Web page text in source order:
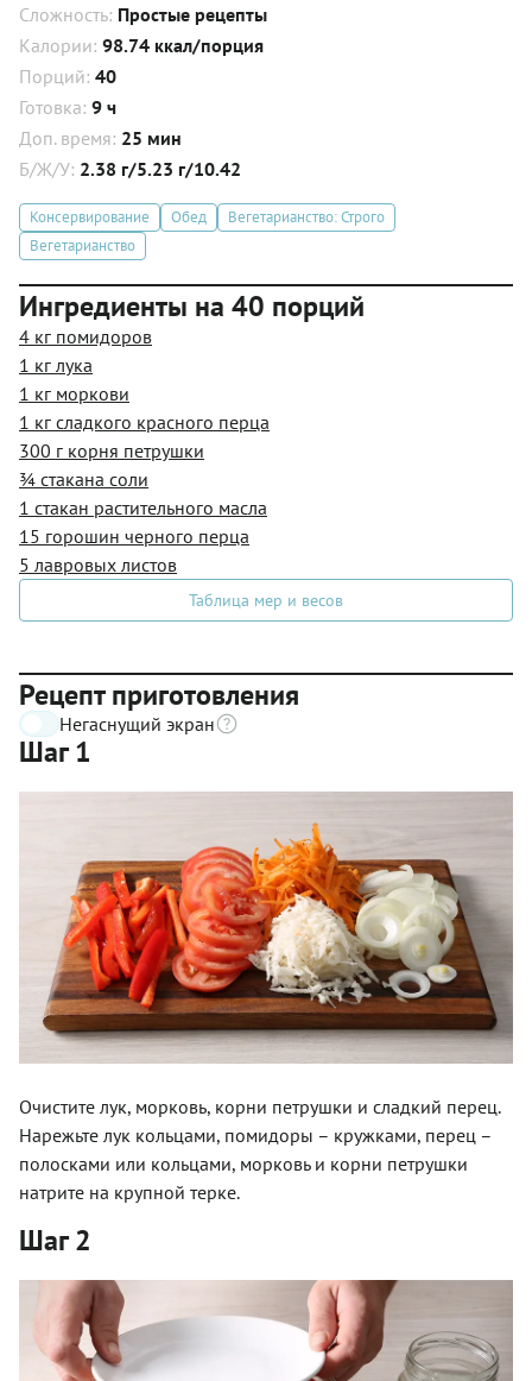
Сложность: Простые рецепты
Калории: 98.74 ккал/порция
Порций: 40
Готовка: 9 ч
Доп. время: 25 мин
Б/Ж/У: 2.38 г/5.23 г/10.42
Консервирование Обед
Вегетарианство: Строго
Вегетарианство
Ингредиенты на 40 порций
4 кг помидоров
1 кг лука
1 кг моркови
1 кг сладкого красного перца
300 г корня петрушки
¾ стакана соли
1 стакан растительного масла
15 горошин черного перца
5 лавровых листов
Таблица мер и весов
Рецепт приготовления
Негаснущий экран
Шаг 1
Очистите лук, морковь, корни петрушки и сладкий перец.
Нарежьте лук кольцами, помидоры – кружками, перец –
полосками или кольцами, морковь и корни петрушки
натрите на крупной терке.
Шаг 2